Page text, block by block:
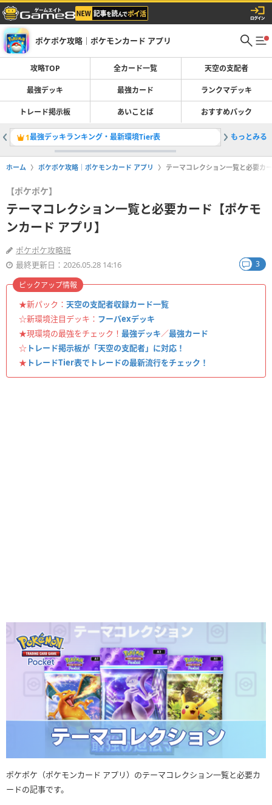
ポケポケ攻略｜ポケモンカード アプリ
攻略TOP 全カード一覧 天空の支配者
最強デッキ 最強カード ランクマデッキ
トレード掲示板 あいことば おすすめパック
1最強デッキランキング・最新環境Tier表 2トレー
もっとみる
ホーム ポケポケ攻略｜ポケモンカード アプリ テーマコレクション一覧と必要カ
【ポケポケ】
テーマコレクション一覧と必要カード【ポケモ
ンカード アプリ】
ポケポケ攻略班
最終更新日：2026.05.28 14:16
3
★新パック： 天空の支配者収録カード一覧
☆新環境注目デッキ： フーパexデッキ
★現環境の最強をチェック！ 最強デッキ／最強カード
☆ トレード掲示板が「天空の支配者」に対応！
★ トレードTier表でトレードの最新流行をチェック！
ピックアップ情報
ポケポケ（ポケモンカード アプリ）のテーマコレクション一覧と必要カ
ードの記事です。